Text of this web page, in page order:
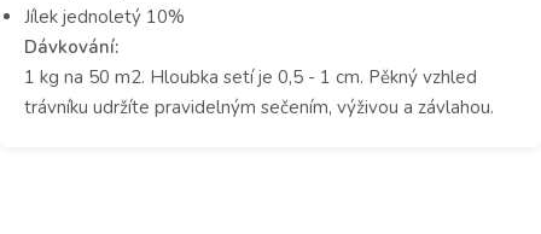
Jílek jednoletý 10%
Dávkování:
1 kg na 50 m2. Hloubka setí je 0,5 - 1 cm. Pěkný vzhled
trávníku udržíte pravidelným sečením, výživou a závlahou.